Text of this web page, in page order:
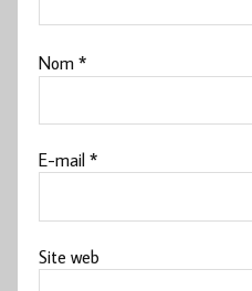
Nom*
E-mail*
Site web